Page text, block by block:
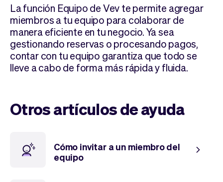
campo
CRM para PYMES
clases
Agenda de citas
Novedades
App
Impuestos
Checkout
Insertar Widget
Marketing
Negocio
Software
Vev
Piloto automático
Vista general
Equipo
La función Equipo de Vev te permite agregar
miembros a tu equipo para colaborar de
manera eficiente en tu negocio. Ya sea
gestionando reservas o procesando pagos,
contar con tu equipo garantiza que todo se
lleve a cabo de forma más rápida y fluida.
Otros artículos de ayuda
Cómo invitar a un miembro del
equipo